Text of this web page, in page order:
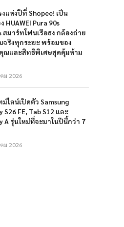
แห่งปีที่ Shopee! เป็น
HUAWEI Pura 90s
สมาร์ทโฟนเรือธง กล้องถ่าย
จริงทุกระยะ พร้อมของ
ณและสิทธิพิเศษสุดคุ้มห้าม
ม 2026
ไลน์เปิดตัว Samsung
S26 FE, Tab S12 และ
A รุ่นใหม่ที่จะมาในปีนี้กว่า 7
ม 2026